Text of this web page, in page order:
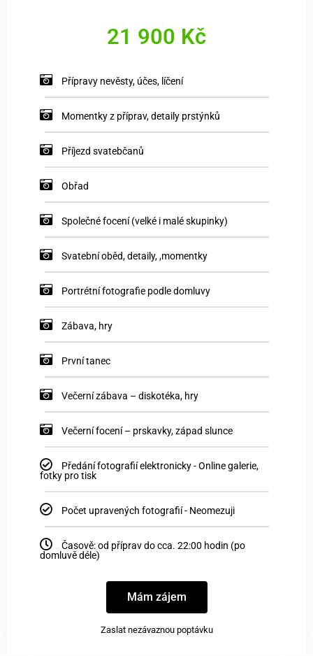
21 900 Kč
Přípravy nevěsty, účes, líčení
Momentky z příprav, detaily prstýnků
Příjezd svatebčanů
Obřad
Společné focení (velké i malé skupinky)
Svatební oběd, detaily, ,momentky
Portrétní fotografie podle domluvy
Zábava, hry
První tanec
Večerní zábava – diskotéka, hry
Večerní focení – prskavky, západ slunce
Předání fotografií elektronicky - Online galerie,
fotky pro tisk
Počet upravených fotografií - Neomezuji
Časově: od příprav do cca. 22:00 hodin (po
domluvě déle)
Mám zájem
Zaslat nezávaznou poptávku